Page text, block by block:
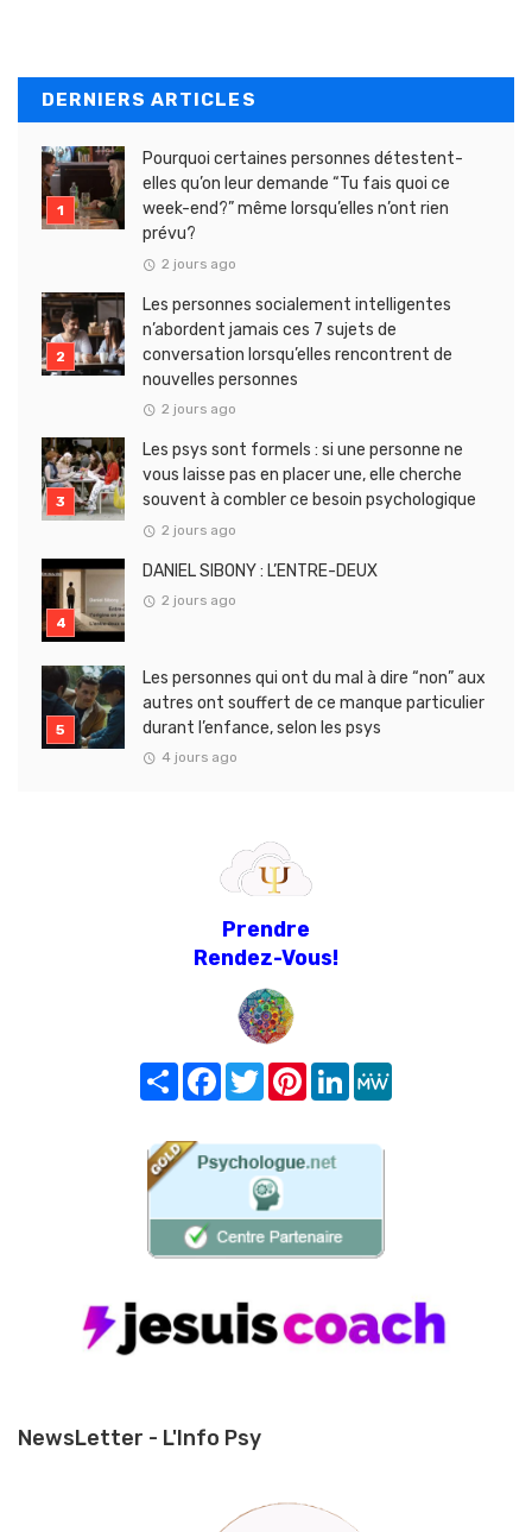
DERNIERS ARTICLES
Pourquoi certaines personnes détestent-
elles qu’on leur demande “Tu fais quoi ce
week-end?” même lorsqu’elles n’ont rien
prévu?
2 jours ago
Les personnes socialement intelligentes
n’abordent jamais ces 7 sujets de
conversation lorsqu’elles rencontrent de
nouvelles personnes
2 jours ago
Les psys sont formels : si une personne ne
vous laisse pas en placer une, elle cherche
souvent à combler ce besoin psychologique
2 jours ago
DANIEL SIBONY : L’ENTRE-DEUX
2 jours ago
Les personnes qui ont du mal à dire “non” aux
autres ont souffert de ce manque particulier
durant l’enfance, selon les psys
4 jours ago
Prendre
Rendez-Vous!
Share FacebookTwitterPinterest
LinkedIn
NewsLetter - L'Info Psy